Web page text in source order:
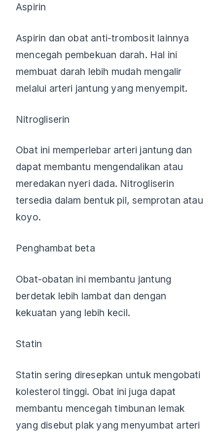
Aspirin
Aspirin dan obat anti-trombosit lainnya
mencegah pembekuan darah. Hal ini
membuat darah lebih mudah mengalir
melalui arteri jantung yang menyempit.
Nitrogliserin
Obat ini memperlebar arteri jantung dan
dapat membantu mengendalikan atau
meredakan nyeri dada. Nitrogliserin
tersedia dalam bentuk pil, semprotan atau
koyo.
Penghambat beta
Obat-obatan ini membantu jantung
berdetak lebih lambat dan dengan
kekuatan yang lebih kecil.
Statin
Statin sering diresepkan untuk mengobati
kolesterol tinggi. Obat ini juga dapat
membantu mencegah timbunan lemak
yang disebut plak yang menyumbat arteri